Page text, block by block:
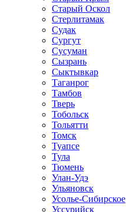
Старый Оскол
Стерлитамак
Судак
Сургут
Сусуман
Сызрань
Сыктывкар
Таганрог
Тамбов
Тверь
Тобольск
Тольятти
Томск
Туапсе
Тула
Тюмень
Улан-Удэ
Ульяновск
Усолье-Сибирское
Уссурийск